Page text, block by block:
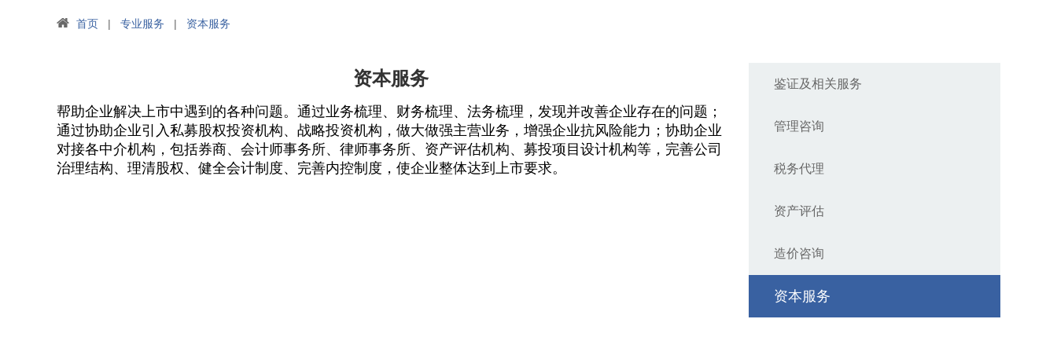
首页 | 专业服务 | 资本服务
资本服务
帮助企业解决上市中遇到的各种问题。通过业务梳理、财务梳理、法务梳理，发现并改善企业存在的问题；
通过协助企业引入私募股权投资机构、战略投资机构，做大做强主营业务，增强企业抗风险能力；协助企业
对接各中介机构，包括券商、会计师事务所、律师事务所、资产评估机构、募投项目设计机构等，完善公司
治理结构、理清股权、健全会计制度、完善内控制度，使企业整体达到上市要求。
鉴证及相关服务
管理咨询
税务代理
资产评估
造价咨询
资本服务